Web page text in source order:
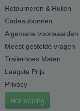
Retourneren & Ruilen
Cadeaubonnen
Algemene voorwaarden
Meest gestelde vragen
Trailerhoes Maten
Laagste Prijs
Privacy
Herroeping